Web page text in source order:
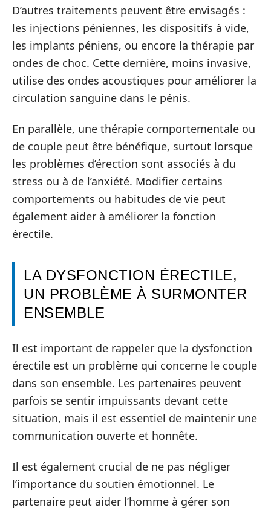
D’autres traitements peuvent être envisagés :
les injections péniennes, les dispositifs à vide,
les implants péniens, ou encore la thérapie par
ondes de choc. Cette dernière, moins invasive,
utilise des ondes acoustiques pour améliorer la
circulation sanguine dans le pénis.
En parallèle, une thérapie comportementale ou
de couple peut être bénéfique, surtout lorsque
les problèmes d’érection sont associés à du
stress ou à de l’anxiété. Modifier certains
comportements ou habitudes de vie peut
également aider à améliorer la fonction
érectile.
LA DYSFONCTION ÉRECTILE,
UN PROBLÈME À SURMONTER
ENSEMBLE
Il est important de rappeler que la dysfonction
érectile est un problème qui concerne le couple
dans son ensemble. Les partenaires peuvent
parfois se sentir impuissants devant cette
situation, mais il est essentiel de maintenir une
communication ouverte et honnête.
Il est également crucial de ne pas négliger
l’importance du soutien émotionnel. Le
partenaire peut aider l’homme à gérer son